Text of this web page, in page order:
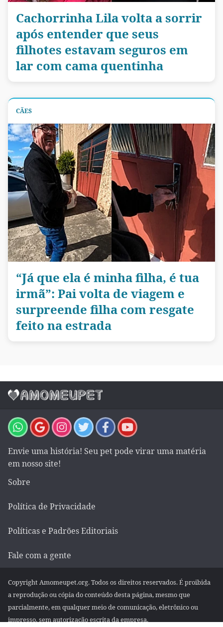
Cachorrinha Lila volta a sorrir
após entender que seus
filhotes estavam seguros em
lar com cama quentinha
CÃES
“Já que ela é minha filha, é tua
irmã”: Pai volta de viagem e
surpreende filha com resgate
feito na estrada
Envie uma história! Seu pet pode virar uma matéria
em nosso site!
Sobre
Política de Privacidade
Políticas e Padrões Editoriais
Fale com a gente
Copyright Amomeupet.org. Todos os direitos reservados. É proibida
a reprodução ou cópia do conteúdo desta página, mesmo que
parcialmente, em qualquer meio de comunicação, eletrônico ou
impresso, sem autorização escrita da empresa.